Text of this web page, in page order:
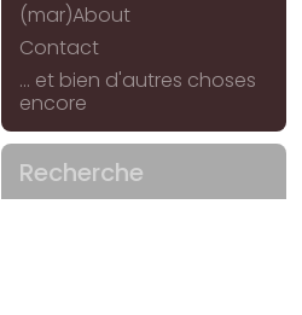
(mar)About
Contact
... et bien d'autres choses
encore
Recherche